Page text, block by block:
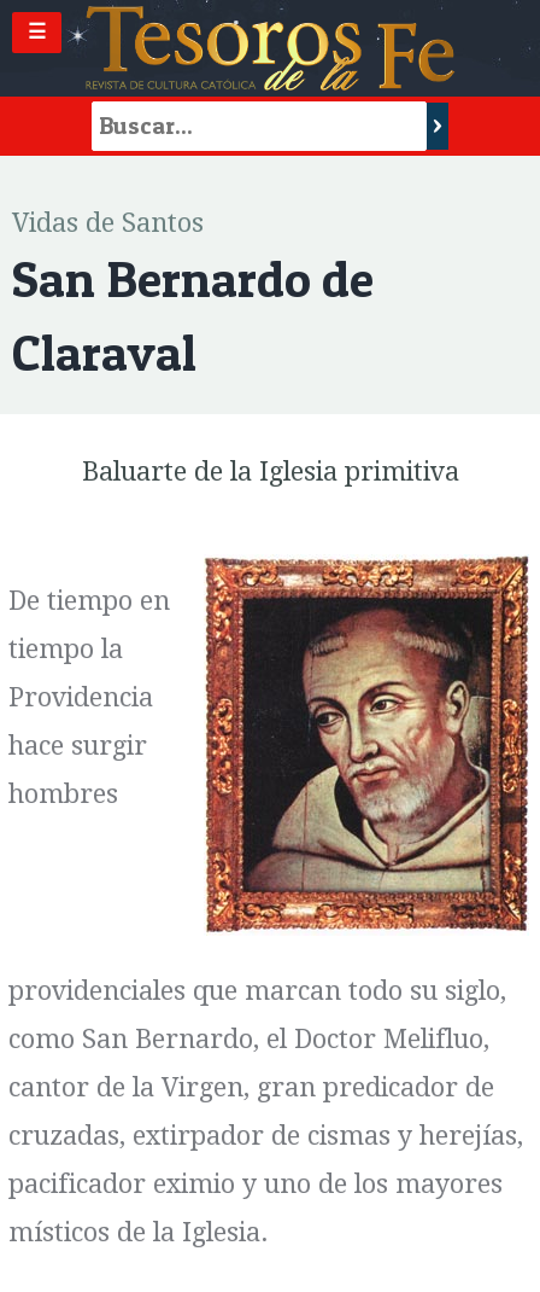
☰
Vidas de Santos
San Bernardo de
Claraval
Baluarte de la Iglesia primitiva
De tiempo en
tiempo la
Providencia
hace surgir
hombres
providenciales que marcan todo su siglo,
como San Bernardo, el Doctor Melifluo,
cantor de la Virgen, gran predicador de
cruzadas, extirpador de cismas y herejías,
pacificador eximio y uno de los mayores
místicos de la Iglesia.